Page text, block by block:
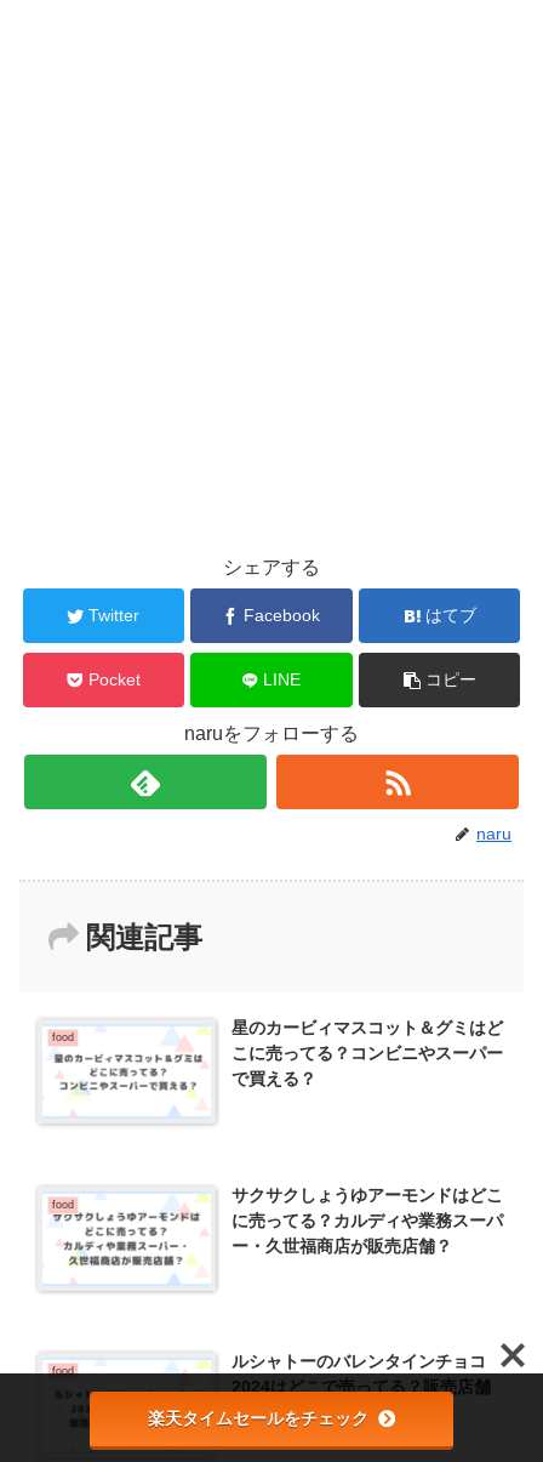
シェアする
Twitter Facebook はてブ
Pocket LINE コピー
naruをフォローする
naru
関連記事
food
星のカービィマスコット＆グミはど
こに売ってる？コンビニやスーパー
で買える？
food
サクサクしょうゆアーモンドはどこ
に売ってる？カルディや業務スーパ
ー・久世福商店が販売店舗？
food
ルシャトーのバレンタインチョコ
2024はどこで売ってる？販売店舗
は百貨店や楽天？
楽天タイムセールをチェック